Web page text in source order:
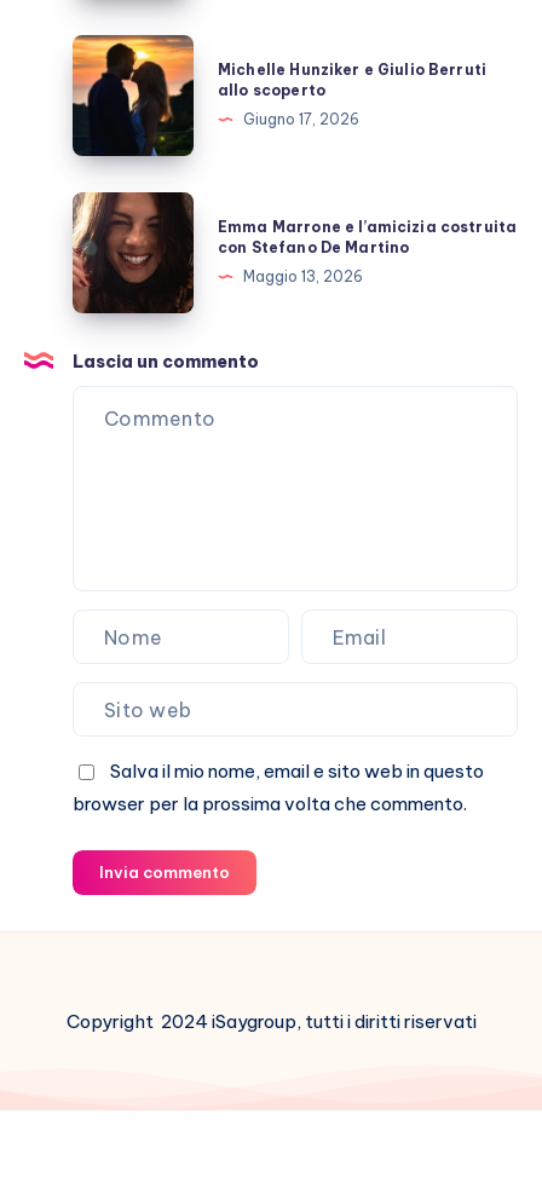
ora?
Michelle
Hunziker
e
Berruti
allo
scoperto
Michelle Hunziker e Giulio Berruti
allo scoperto
Giugno 17, 2026
Emma
Marrone
e
l’amicizia
costruita
con
Stefano
Emma Marrone e l’amicizia costruita
con Stefano De Martino
Maggio 13, 2026
Lascia un commento
Salva il mio nome, email e sito web in questo
browser per la prossima volta che commento.
Invia commento
Copyright 2024 iSaygroup, tutti i diritti riservati